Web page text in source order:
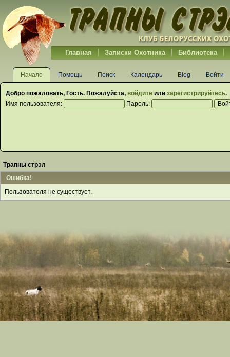
Главная Записки Охотника Библиотека
Начало Помощь Поиск Календарь Blog Войти
Добро пожаловать, Гость. Пожалуйста, войдите или зарегистрируйтесь.
Имя пользователя:
Пароль:
Трапны стрэл
Ошибка!
Пользователя не существует.